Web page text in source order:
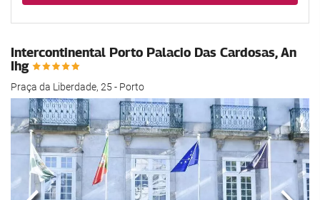
Intercontinental Porto Palacio Das Cardosas, An
Ihg
Praça da Liberdade, 25 - Porto